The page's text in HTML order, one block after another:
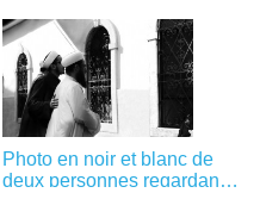
Photo en noir et blanc de
deux personnes regardant